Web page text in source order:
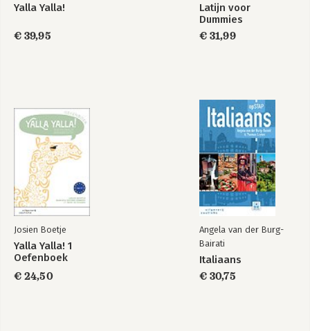
Yalla Yalla!
€ 39,95
Latijn voor
Dummies
€ 31,99
Josien Boetje
Yalla Yalla! 1
Oefenboek
€ 24,50
Angela van der Burg-
Bairati
Italiaans
€ 30,75